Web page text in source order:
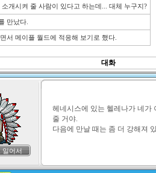
서 메이플 월드에 적응해 보기로 했다.
대화
일어서
헤네시스에 있는 헬레나가 네가
줄 거야.
다음에 만날 때는 좀 더 강해져